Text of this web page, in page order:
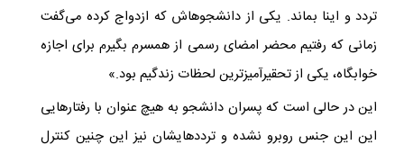
تردد و اینا بماند. یکی از دانشجوهاش که ازدواج کرده می‌گفت
زمانی که رفتیم محضر امضای رسمی از همسرم بگیرم برای اجازه
خوابگاه، یکی از تحقیرآمیزترین لحظات زندگیم بود.»
این در حالی است که پسران دانشجو به هیچ عنوان با رفتارهایی
این این جنس روبرو نشده و ترددهایشان نیز این چنین کنترل